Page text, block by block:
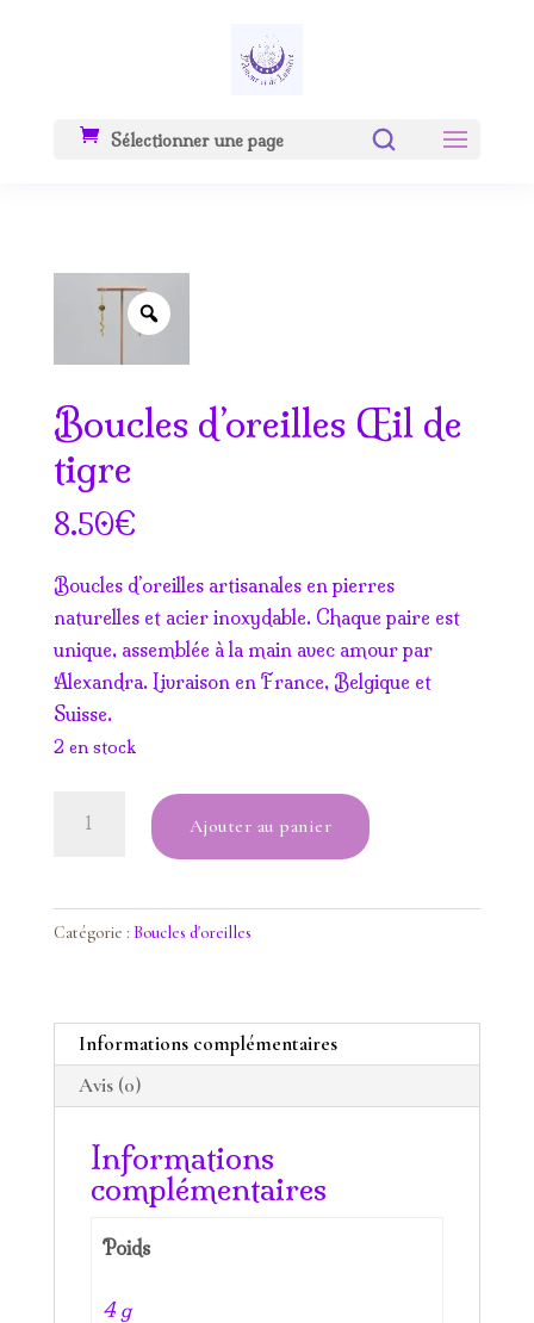
Sélectionner une page
Zoom
Boucles d’oreilles Œil de
tigre
8.50€
Boucles d’oreilles artisanales en pierres
naturelles et acier inoxydable. Chaque paire est
unique, assemblée à la main avec amour par
Alexandra. Livraison en France, Belgique et
Suisse.
2 en stock
Œil
Ajouter au panier
Catégorie : Boucles d'oreilles
Informations complémentaires
Avis (0)
Informations
complémentaires
Poids
4 g